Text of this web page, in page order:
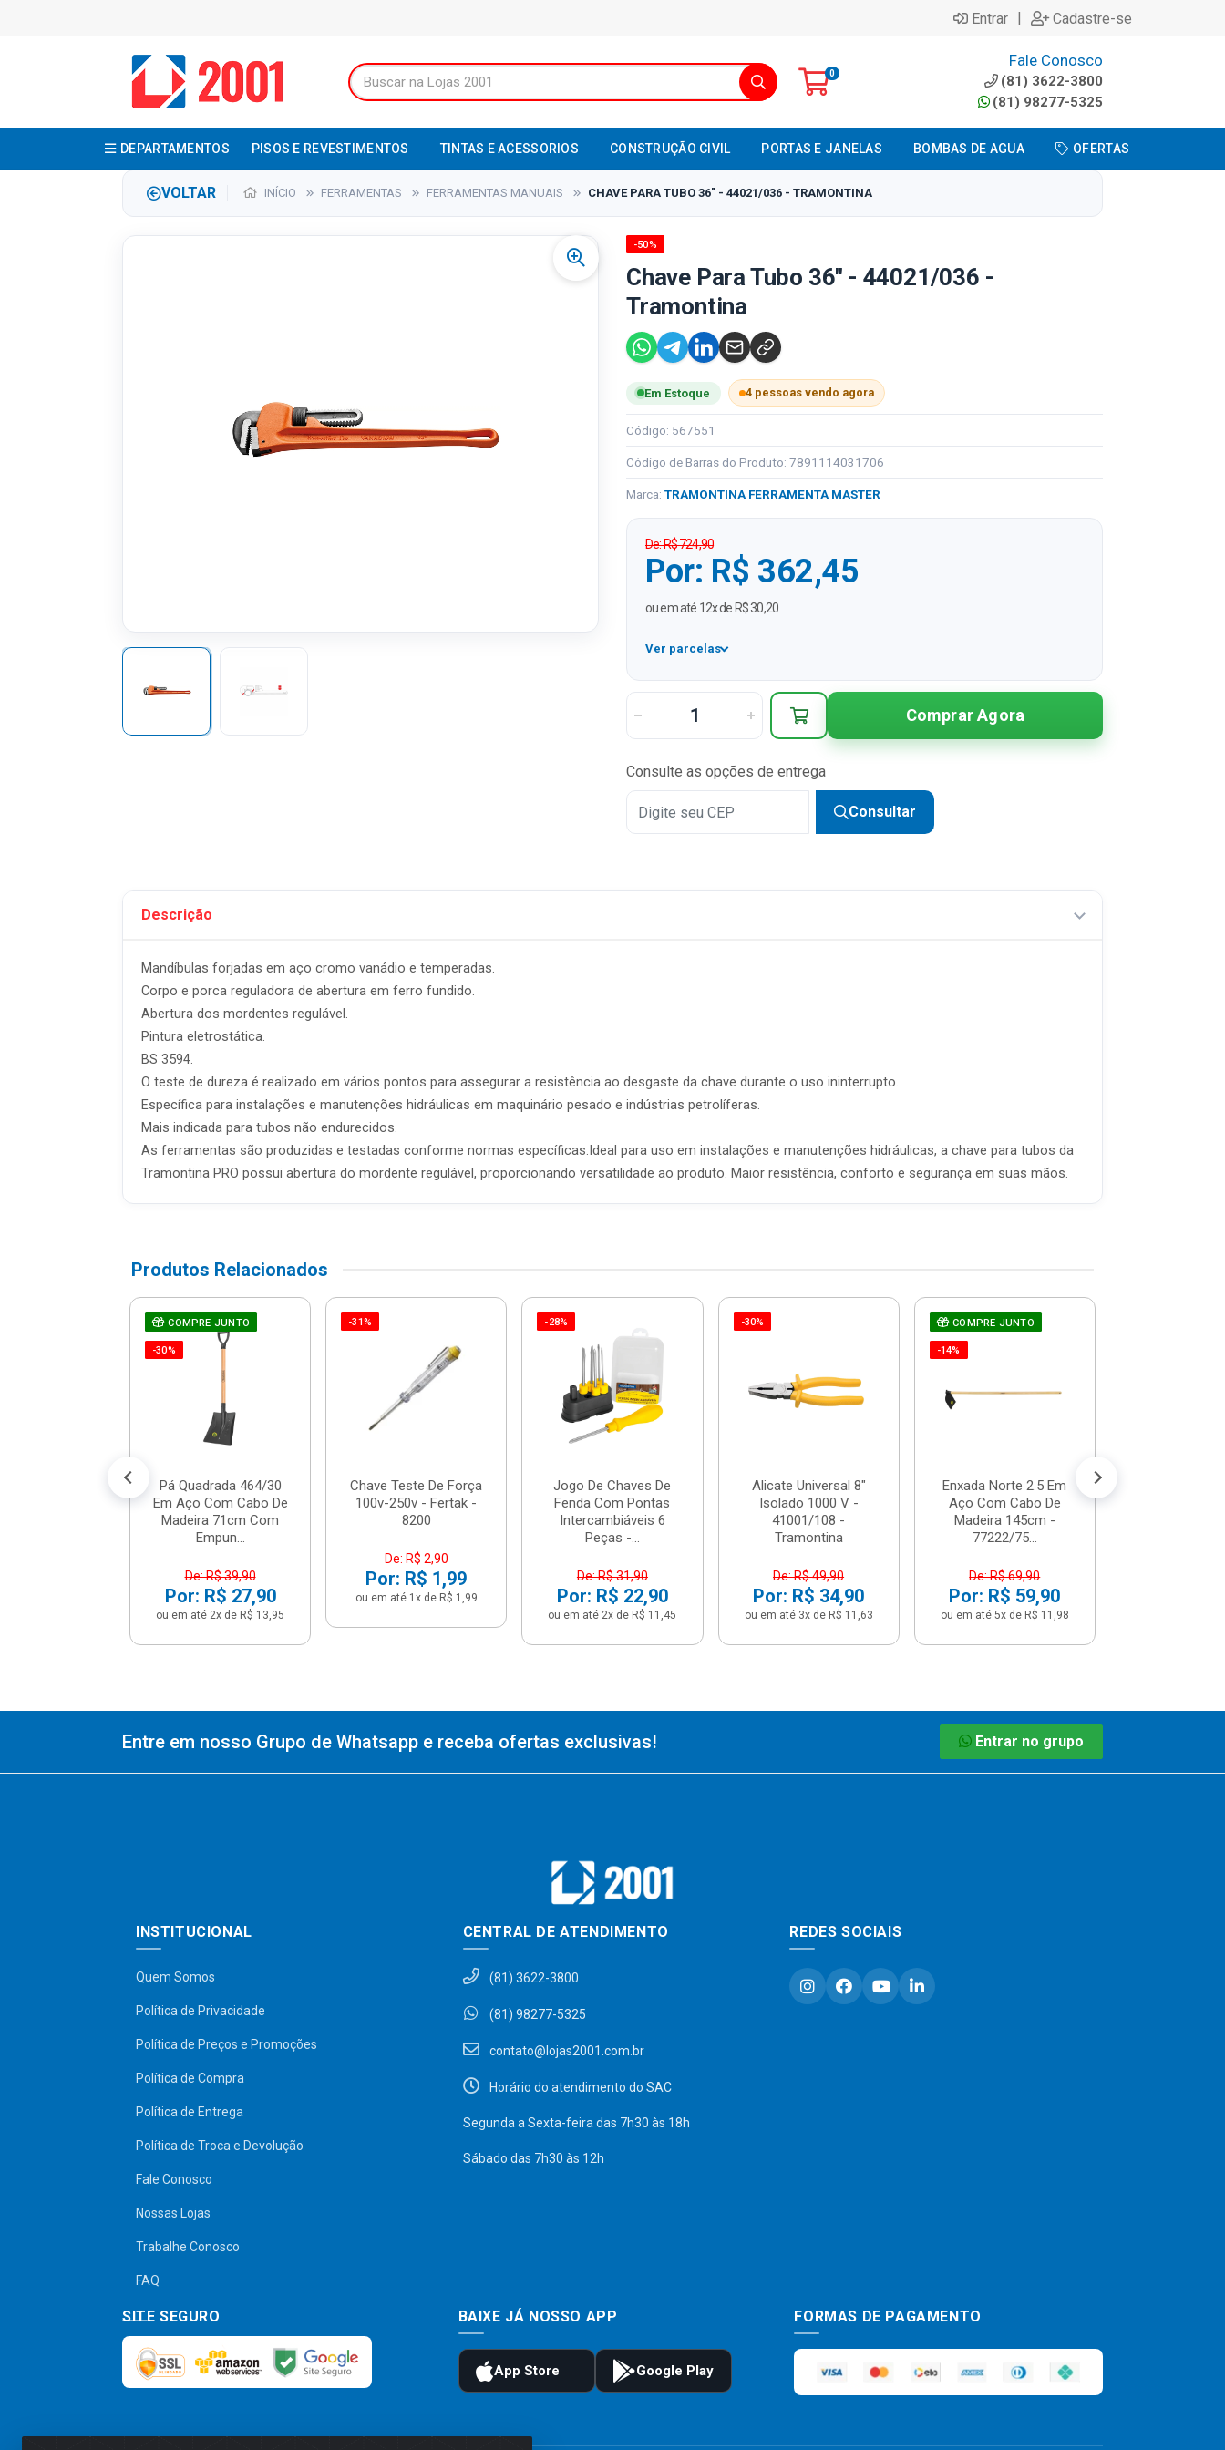
Entrar | Cadastre-se
0
Fale Conosco
(81) 3622-3800
(81) 98277-5325
DEPARTAMENTOS PISOS E REVESTIMENTOS TINTAS E ACESSORIOS CONSTRUÇÃO CIVIL PORTAS E JANELAS BOMBAS DE AGUA OFERTAS
VOLTAR INÍCIO FERRAMENTAS FERRAMENTAS MANUAIS CHAVE PARA TUBO 36" - 44021/036 - TRAMONTINA
-50%
Chave Para Tubo 36" - 44021/036 -
Tramontina
Em Estoque 4 pessoas vendo agora
Código: 567551
Código de Barras do Produto: 7891114031706
Marca: TRAMONTINA FERRAMENTA MASTER
De: R$ 724,90
Por: R$ 362,45
ou em até 12x de R$ 30,20
Ver parcelas
1x R$ 362,45
R$ 181,23 sem juros
R$ 120,82 sem juros
4x
5x
Comprar Agora
Consulte as opções de entrega
Consultar
Descrição
Mandíbulas forjadas em aço cromo vanádio e temperadas.
Corpo e porca reguladora de abertura em ferro fundido.
Abertura dos mordentes regulável.
Pintura eletrostática.
BS 3594.
O teste de dureza é realizado em vários pontos para assegurar a resistência ao desgaste da chave durante o uso ininterrupto.
Específica para instalações e manutenções hidráulicas em maquinário pesado e indústrias petrolíferas.
Mais indicada para tubos não endurecidos.
As ferramentas são produzidas e testadas conforme normas específicas.Ideal para uso em instalações e manutenções hidráulicas, a chave para tubos da
Tramontina PRO possui abertura do mordente regulável, proporcionando versatilidade ao produto. Maior resistência, conforto e segurança em suas mãos.
Produtos Relacionados
COMPRE JUNTO
-30%
Pá Quadrada 464/30
Em Aço Com Cabo De
Madeira 71cm Com
Empun...
De: R$ 39,90
Por: R$ 27,90
ou em até 2x de R$ 13,95
-31%
Chave Teste De Força
100v-250v - Fertak -
8200
De: R$ 2,90
Por: R$ 1,99
ou em até 1x de R$ 1,99
-28%
Jogo De Chaves De
Fenda Com Pontas
Intercambiáveis 6
Peças -...
De: R$ 31,90
Por: R$ 22,90
ou em até 2x de R$ 11,45
-30%
Alicate Universal 8"
Isolado 1000 V -
41001/108 -
Tramontina
De: R$ 49,90
Por: R$ 34,90
ou em até 3x de R$ 11,63
COMPRE JUNTO
-14%
Enxada Norte 2.5 Em
Aço Com Cabo De
Madeira 145cm -
77222/75...
De: R$ 69,90
Por: R$ 59,90
ou em até 5x de R$ 11,98
Entre em nosso Grupo de Whatsapp e receba ofertas exclusivas! Entrar no grupo
INSTITUCIONAL
Quem Somos
Política de Privacidade
Política de Preços e Promoções
Política de Compra
Política de Entrega
Política de Troca e Devolução
Fale Conosco
Nossas Lojas
Trabalhe Conosco
FAQ
CENTRAL DE ATENDIMENTO
(81) 3622-3800
(81) 98277-5325
contato@lojas2001.com.br
Horário do atendimento do SAC
Segunda a Sexta-feira das 7h30 às 18h
Sábado das 7h30 às 12h
REDES SOCIAIS
SITE SEGURO BAIXE JÁ NOSSO APP FORMAS DE PAGAMENTO